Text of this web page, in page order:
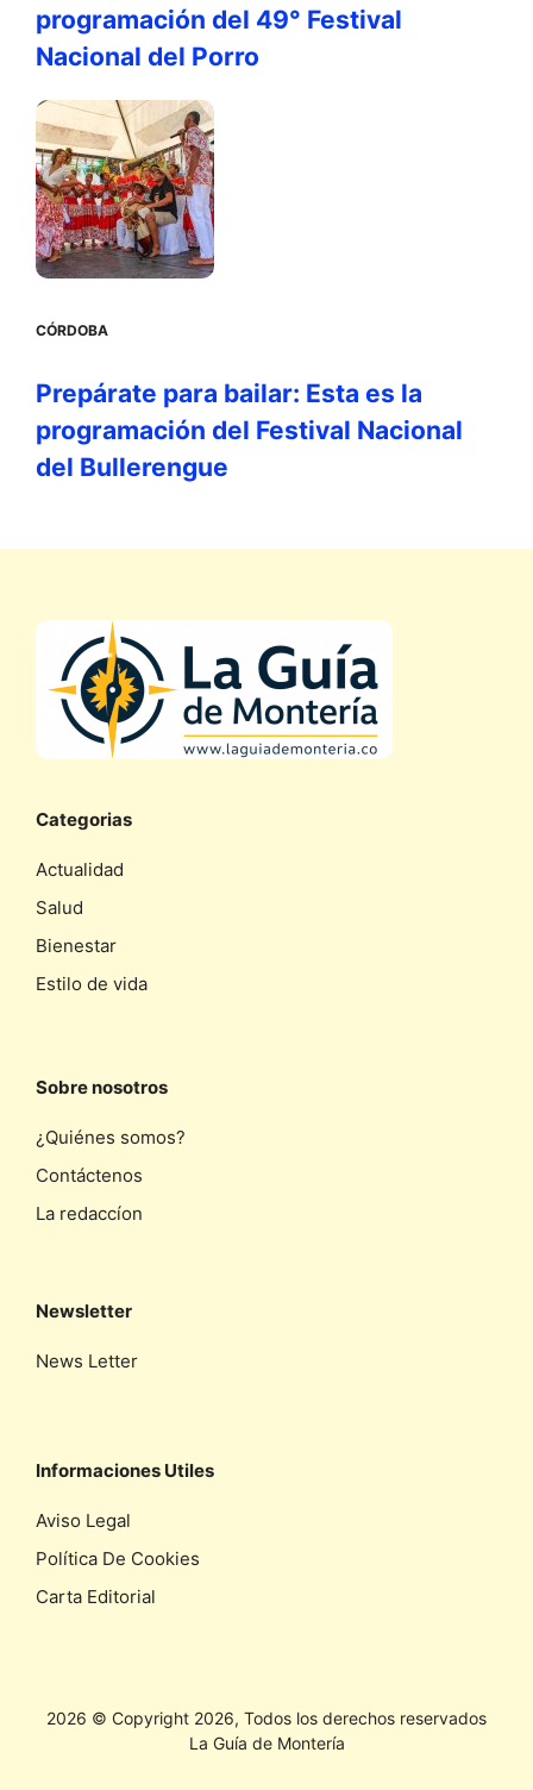
programación del 49° Festival
Nacional del Porro
CÓRDOBA
Prepárate para bailar: Esta es la
programación del Festival Nacional
del Bullerengue
Categorias
Actualidad
Salud
Bienestar
Estilo de vida
Sobre nosotros
¿Quiénes somos?
Contáctenos
La redaccíon
Newsletter
News Letter
Informaciones Utiles
Aviso Legal
Política De Cookies
Carta Editorial
2026 © Copyright 2026, Todos los derechos reservados
La Guía de Montería